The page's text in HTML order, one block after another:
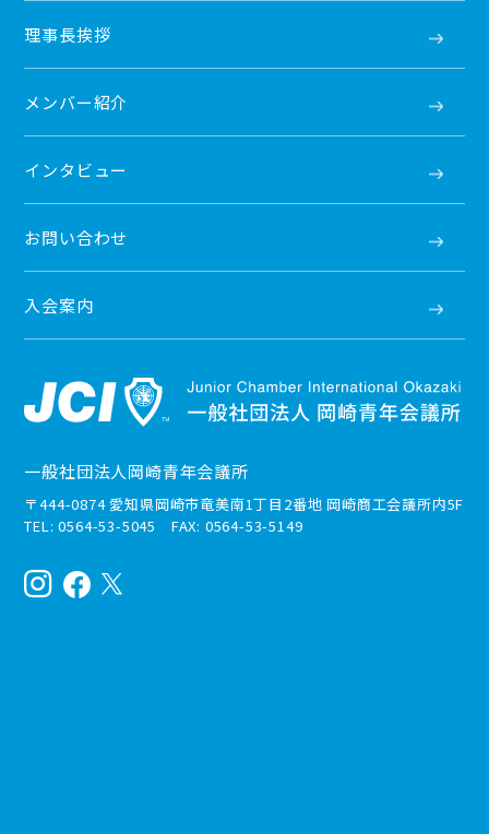
理事長挨拶
メンバー紹介
インタビュー
お問い合わせ
入会案内
一般社団法人岡崎青年会議所
〒444-0874 愛知県岡崎市竜美南1丁目2番地 岡崎商工会議所内5F
TEL: 0564-53-5045 FAX: 0564-53-5149